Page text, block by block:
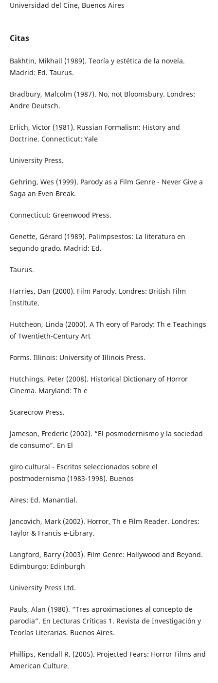
Universidad del Cine, Buenos Aires
Citas
Bakhtin, Mikhail (1989). Teoría y estética de la novela.
Madrid: Ed. Taurus.
Bradbury, Malcolm (1987). No, not Bloomsbury. Londres:
Andre Deutsch.
Erlich, Victor (1981). Russian Formalism: History and
Doctrine. Connecticut: Yale
University Press.
Gehring, Wes (1999). Parody as a Film Genre - Never Give a
Saga an Even Break.
Connecticut: Greenwood Press.
Genette, Gérard (1989). Palimpsestos: La literatura en
segundo grado. Madrid: Ed.
Taurus.
Harries, Dan (2000). Film Parody. Londres: British Film
Institute.
Hutcheon, Linda (2000). A Th eory of Parody: Th e Teachings
of Twentieth-Century Art
Forms. Illinois: University of Illinois Press.
Hutchings, Peter (2008). Historical Dictionary of Horror
Cinema. Maryland: Th e
Scarecrow Press.
Jameson, Frederic (2002). “El posmodernismo y la sociedad
de consumo”. En El
giro cultural - Escritos seleccionados sobre el
postmodernismo (1983-1998). Buenos
Aires: Ed. Manantial.
Jancovich, Mark (2002). Horror, Th e Film Reader. Londres:
Taylor & Francis e-Library.
Langford, Barry (2003). Film Genre: Hollywood and Beyond.
Edimburgo: Edinburgh
University Press Ltd.
Pauls, Alan (1980). “Tres aproximaciones al concepto de
parodia”. En Lecturas Críticas 1. Revista de Investigación y
Teorías Literarias. Buenos Aires.
Phillips, Kendall R. (2005). Projected Fears: Horror Films and
American Culture.